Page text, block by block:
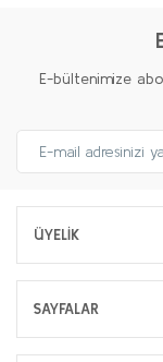
E-bültenimize
ÜYELİK
SAYFALAR